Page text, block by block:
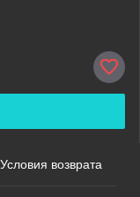
Условия возврата